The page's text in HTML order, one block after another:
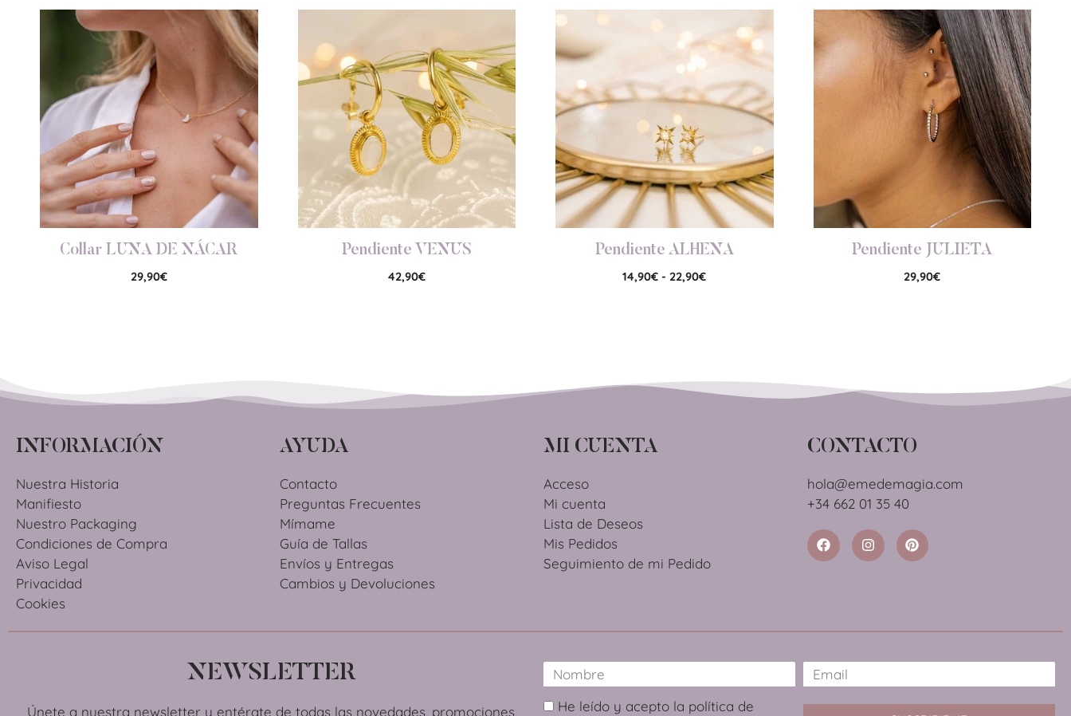
Collar LUNA DE NÁCAR
29,90€
Pendiente VENUS
42,90€
Pendiente ALHENA
14,90€ - 22,90€
Pendiente JULIETA
29,90€
INFORMACIÓN
Nuestra Historia
Manifiesto
Nuestro Packaging
Condiciones de Compra
Aviso Legal
Privacidad
Cookies
AYUDA
Contacto
Preguntas Frecuentes
Mímame
Guía de Tallas
Envíos y Entregas
Cambios y Devoluciones
MI CUENTA
Acceso
Mi cuenta
Lista de Deseos
Mis Pedidos
Seguimiento de mi Pedido
CONTACTO
hola@emedemagia.com
+34 662 01 35 40
NEWSLETTER
Únete a nuestra newsletter y entérate de todas las novedades, promociones, He leído y acepto la política de